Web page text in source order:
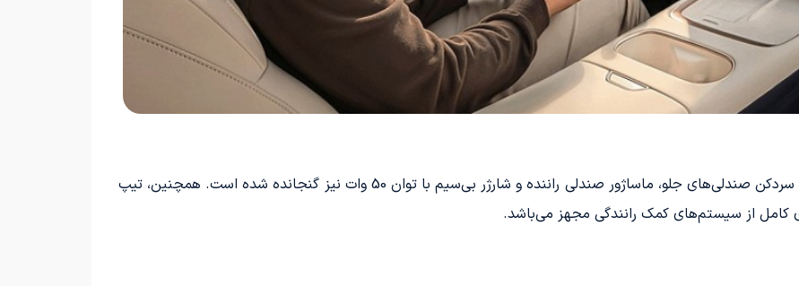
در سطح میانگین یا Max، امکاناتی چون گرمکن و سردکن صندلی‌های جلو، ماساژور صندلی راننده و شارژر بی‌سیم با توان 50 وات نیز گنجانده شده است. همچنین، تیپ